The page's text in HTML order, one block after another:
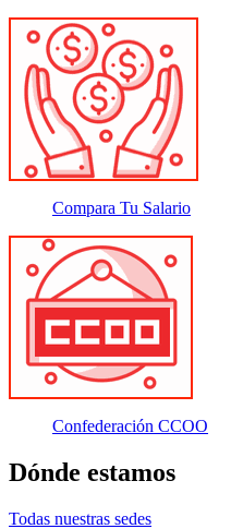
Compara Tu Salario
Confederación CCOO
Dónde estamos
Todas nuestras sedes